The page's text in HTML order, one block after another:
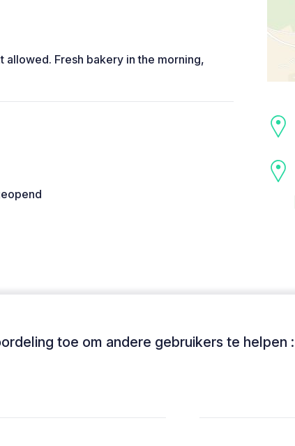
Fresh bakery in the morning,
toe om andere gebruikers te helpen :